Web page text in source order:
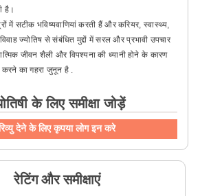
है।
में सटीक भविष्यवाणियां करती हैं और करियर, स्वास्थ्य,
ज्योतिष से संबंधित मुद्दों में सरल और प्रभावी उपचार
जीवन शैली और विपश्यना की ध्यानी होने के कारण
करने का गहरा जुनून है .
के लिए समीक्षा जोड़ें
देने के लिए कृपया लोग इन करे
रेटिंग और समीक्षाएं